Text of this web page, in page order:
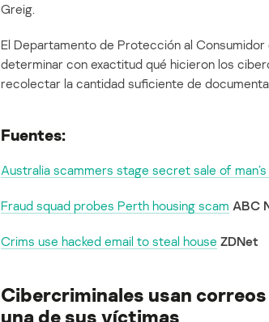
Greig.
El Departamento de Protección al
determinar con exactitud qué hicieron los
recolectar la cantidad suficiente de
Fuentes:
Australia scammers stage secret sale of man’s
Fraud squad probes Perth housing scam ABC
Crims use hacked email to steal house ZDNet
Cibercriminales usan
una de sus víctimas